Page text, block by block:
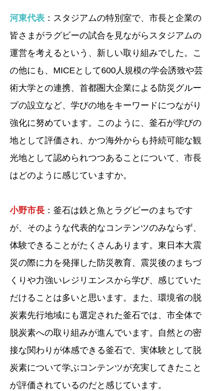
河東代表 ：スタジアムの特別室で、市長と企業の
皆さまがラグビーの試合を見ながらスタジアムの
運営を考えるという、新しい取り組みでした。こ
の他にも、MICEとして600人規模の学会誘致や芸
術大学との連携、首都圏大企業による防災グルー
プの設立など、学びの地をキーワードにつながり
強化に努めています。このように、釜石が学びの
地として評価され、かつ海外からも持続可能な観
光地として認められつつあることについて、市長
はどのように感じていますか。
小野市長 ：釜石は鉄と魚とラグビーのまちです
が、そのような代表的なコンテンツのみならず、
体験できることがたくさんあります。東日本大震
災の際に力を発揮した防災教育、震災後のまちづ
くりや力強いレジリエンスから学び、感じていた
だけることは多いと思います。また、環境省の脱
炭素先行地域にも選定された釜石では、市全体で
脱炭素への取り組みが進んでいます。自然との密
接な関わりが体感できる釜石で、実体験として脱
炭素について学ぶコンテンツが充実してきたこと
が評価されているのだと感じています。